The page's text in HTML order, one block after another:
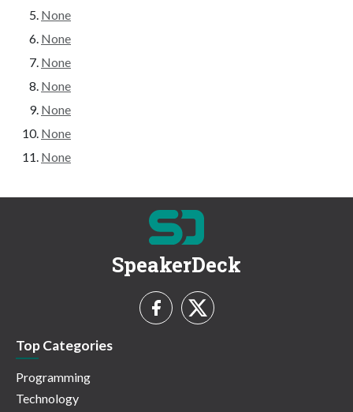
None
None
None
None
None
None
None
SpeakerDeck
Top Categories
Programming
Technology